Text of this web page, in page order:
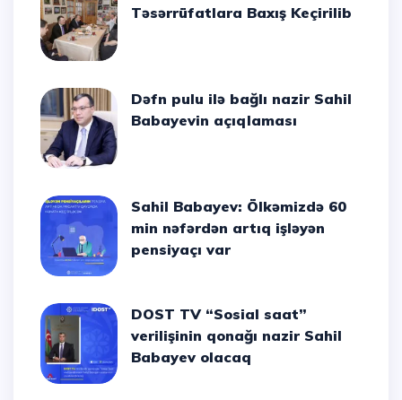
Təsərrüfatlara Baxış Keçirilib
Dəfn pulu ilə bağlı nazir Sahil
Babayevin açıqlaması
Sahil Babayev: Ölkəmizdə 60
min nəfərdən artıq işləyən
pensiyaçı var
DOST TV “Sosial saat”
verilişinin qonağı nazir Sahil
Babayev olacaq